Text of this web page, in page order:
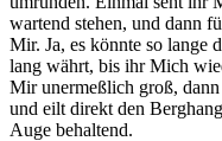
wartend stehen, und dann
Mir. Ja, es könnte so lange
lang währt, bis ihr Mich
Mir unermeßlich groß,
und eilt direkt den
Auge behaltend.